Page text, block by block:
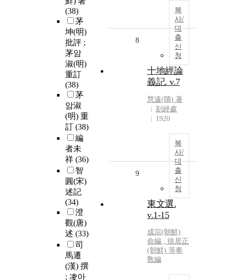
(38)
茅
坤(明)
批評 ;
茅암
淑(明)
重訂
(38)
茅
암淑
(明) 重
訂 (38)
編
者未
祥 (36)
智
圓(宋)
述記
(34)
澄
觀(唐)
述 (33)
司
馬遷
(漢) 撰
; 凌아
복
사/
대
출
신
청
8
十地經論
義記. v.7
慧遠(隋) 著
刻經處
1920
복
사/
대
출
신
청
9
東文選.
v.1-15
成宗(朝鮮)
命編 ; 徐居正
(朝鮮) 等奉
敎編